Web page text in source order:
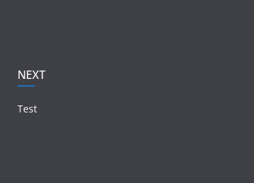
NEXT
Test